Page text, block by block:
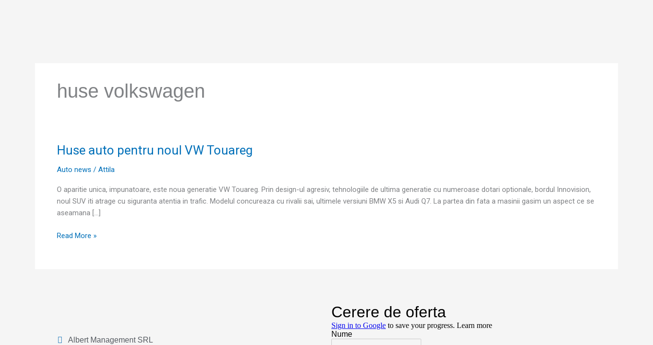
huse volkswagen
Huse auto pentru noul VW Touareg
Auto news / Attila
O aparitie unica, impunatoare, este noua generatie VW Touareg. Prin design-ul agresiv, tehnologiile de ultima generatie cu numeroase dotari optionale, bordul Innovision,
noul SUV iti atrage cu siguranta atentia in trafic. Modelul concureaza cu rivalii sai, ultimele versiuni BMW X5 si Audi Q7. La partea din fata a masinii gasim un aspect ce se
aseamana […]
Huse
pentru
VW
Touareg
Read More »
Albert Management SRL